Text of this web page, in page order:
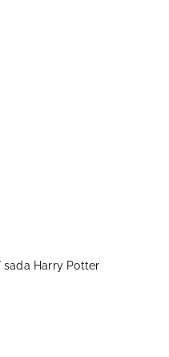
sada Harry Potter